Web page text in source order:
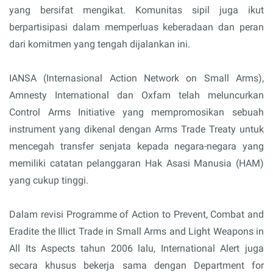
yang bersifat mengikat. Komunitas sipil juga ikut
berpartisipasi dalam memperluas keberadaan dan peran
dari komitmen yang tengah dijalankan ini.
IANSA (Internasional Action Network on Small Arms),
Amnesty International dan Oxfam telah meluncurkan
Control Arms Initiative yang mempromosikan sebuah
instrument yang dikenal dengan Arms Trade Treaty untuk
mencegah transfer senjata kepada negara-negara yang
memiliki catatan pelanggaran Hak Asasi Manusia (HAM)
yang cukup tinggi.
Dalam revisi Programme of Action to Prevent, Combat and
Eradite the Illict Trade in Small Arms and Light Weapons in
All Its Aspects tahun 2006 lalu, International Alert juga
secara khusus bekerja sama dengan Department for